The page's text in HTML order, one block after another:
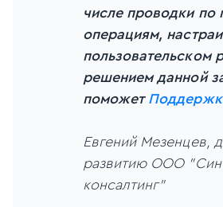
числе проводки по
операциям,
пользовательском
решением данной
поможет
Евгений Мезенцев,
развитию ООО
консалтинг"